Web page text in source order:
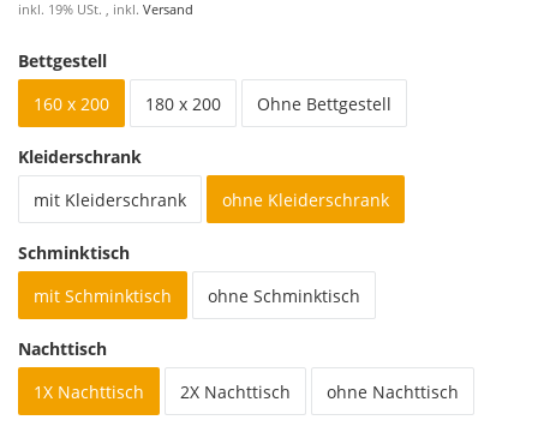
inkl. 19% USt. , inkl. Versand
Bettgestell
160 x 200
180 x 200 Ohne Bettgestell
Kleiderschrank
mit Kleiderschrank
ohne Kleiderschrank
Schminktisch
mit Schminktisch
ohne Schminktisch
Nachttisch
1X Nachttisch
2X Nachttisch ohne Nachttisch